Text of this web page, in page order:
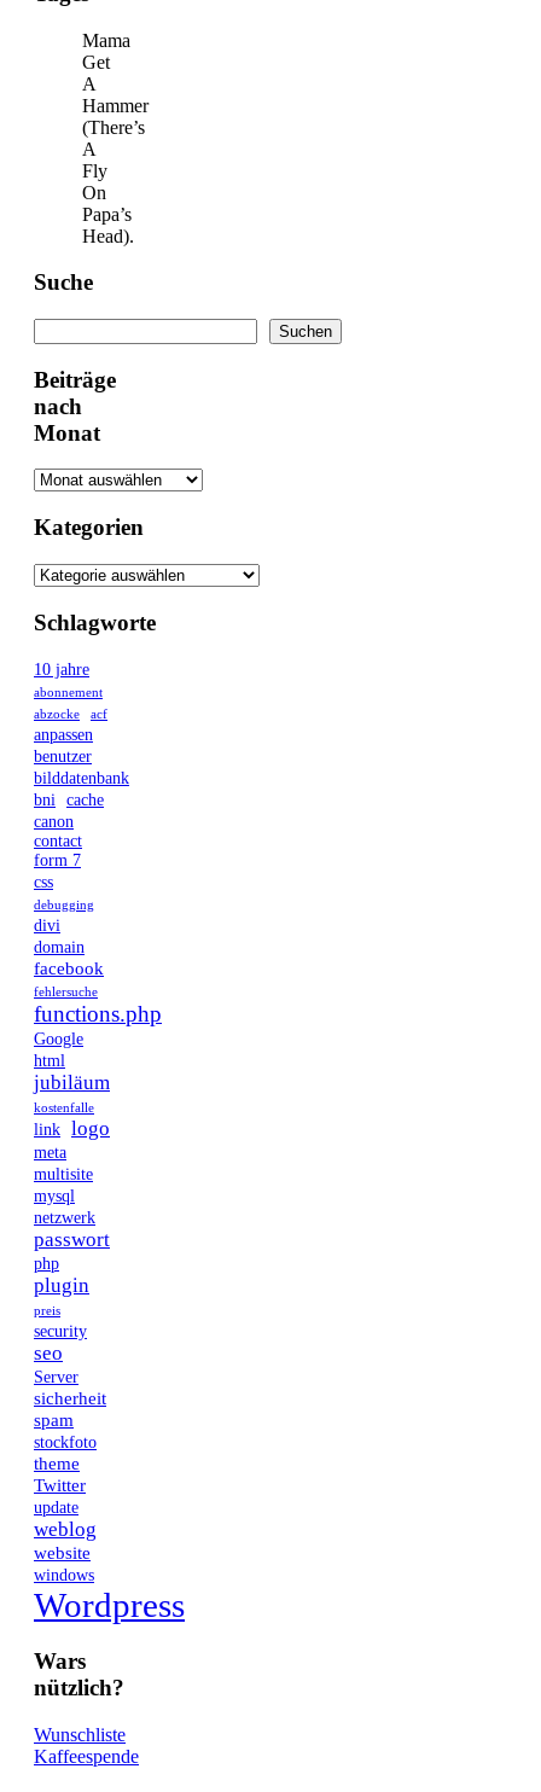
Mama
Get
A
Hammer
(There’s
A
Fly
On
Papa’s
Head).
Suche
Suchen
Beiträge
nach
Monat
Kategorien
Schlagworte
10 jahre
abonnement
abzocke
acf
anpassen
benutzer
bilddatenbank
bni cache
canon
contact
form 7
css
debugging
divi
domain
facebook
fehlersuche
functions.php
Google
html
jubiläum
kostenfalle
link logo
meta
multisite
mysql
netzwerk
passwort
php
plugin
preis
security
seo
Server
sicherheit
spam
stockfoto
theme
Twitter
update
weblog
website
windows
Wordpress
Wars
nützlich?
Wunschliste
Kaffeespende